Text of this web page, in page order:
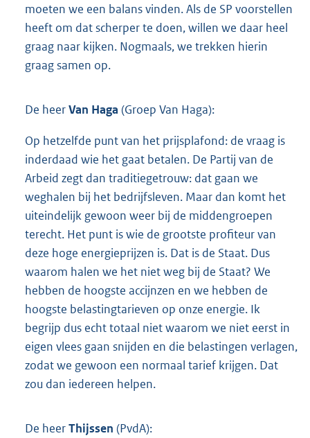
moeten we een balans vinden. Als de SP voorstellen
heeft om dat scherper te doen, willen we daar heel
graag naar kijken. Nogmaals, we trekken hierin
graag samen op.
De heerVan Haga (Groep Van Haga):
Op hetzelfde punt van het prijsplafond: de vraag is
inderdaad wie het gaat betalen. De Partij van de
Arbeid zegt dan traditiegetrouw: dat gaan we
weghalen bij het bedrijfsleven. Maar dan komt het
uiteindelijk gewoon weer bij de middengroepen
terecht. Het punt is wie de grootste profiteur van
deze hoge energieprijzen is. Dat is de Staat. Dus
waarom halen we het niet weg bij de Staat? We
hebben de hoogste accijnzen en we hebben de
hoogste belastingtarieven op onze energie. Ik
begrijp dus echt totaal niet waarom we niet eerst in
eigen vlees gaan snijden en die belastingen verlagen,
zodat we gewoon een normaal tarief krijgen. Dat
zou dan iedereen helpen.
De heerThijssen (PvdA):